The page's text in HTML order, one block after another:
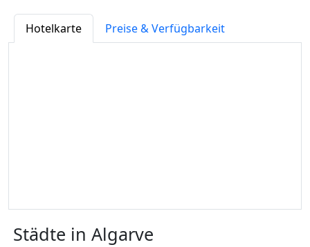
Hotelkarte Preise & Verfügbarkeit
Städte in Algarve